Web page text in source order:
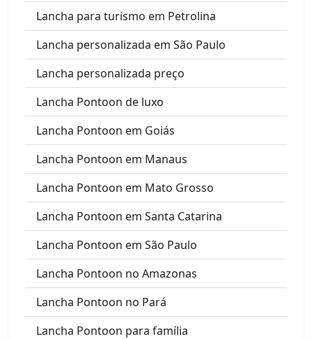
Lancha para turismo em Petrolina
Lancha personalizada em São Paulo
Lancha personalizada preço
Lancha Pontoon de luxo
Lancha Pontoon em Goiás
Lancha Pontoon em Manaus
Lancha Pontoon em Mato Grosso
Lancha Pontoon em Santa Catarina
Lancha Pontoon em São Paulo
Lancha Pontoon no Amazonas
Lancha Pontoon no Pará
Lancha Pontoon para família